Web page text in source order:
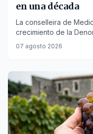
en una década
La conselleira de
crecimiento de la
que ha pasado de
07 agosto 2026